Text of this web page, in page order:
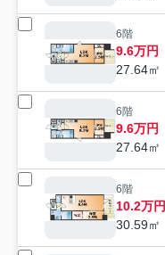
6階
9.6万円
27.64㎡
6階
9.6万円
27.64㎡
6階
10.2万円
30.59㎡